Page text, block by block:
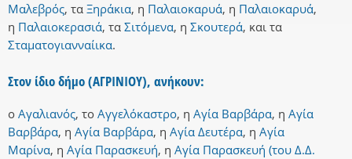
Μαλεβρός, τα Ξηράκια, η Παλαιοκαρυά, η Παλαιοκαρυά,
η Παλαιοκερασιά, τα Σιτόμενα, η Σκουτερά, και τα
Σταματογιανναίικα.
Στον ίδιο δήμο (ΑΓΡΙΝΙΟΥ), ανήκουν:
ο Αγαλιανός, το Αγγελόκαστρο, η Αγία Βαρβάρα, η Αγία
Βαρβάρα, η Αγία Βαρβάρα, η Αγία Δευτέρα, η Αγία
Μαρίνα, η Αγία Παρασκευή, η Αγία Παρασκευή (του Δ.Δ.